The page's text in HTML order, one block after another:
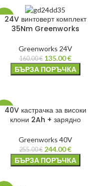
-16%24V винтоверт комплект
35Nm Greenworks
Greenworks 24V
160.00€ 135.00€
БЪРЗА ПОРЪЧКА
-4%40V кастрачка за високи
клони 2Ah + зарядно
Greenworks 40V
255.00€ 244.00€
БЪРЗА ПОРЪЧКА